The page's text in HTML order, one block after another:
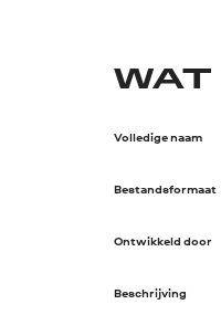
Volledige naam
Bestandsformaat
Ontwikkeld door
Beschrijving